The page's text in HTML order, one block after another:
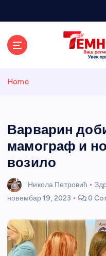
Home
Варварин
мамограф и
возило
Никола Петровић
новембар 19, 2023
0